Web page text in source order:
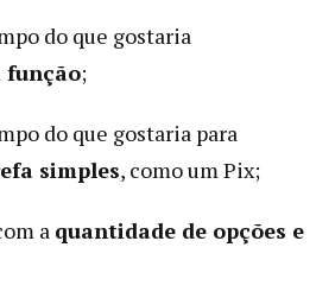
do que gostaria
função;
do que gostaria para
simples, como um Pix;
a quantidade de opções e